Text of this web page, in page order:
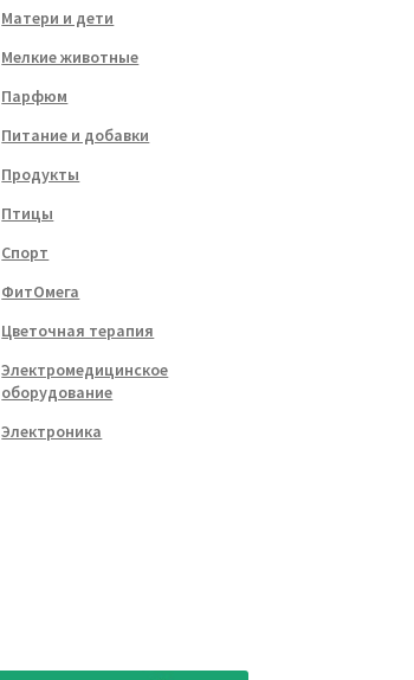
Матери и дети
Мелкие животные
Парфюм
Питание и добавки
Продукты
Птицы
Спорт
ФитОмега
Цветочная терапия
Электромедицинское
оборудование
Электроника